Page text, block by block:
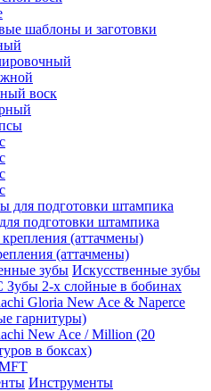
шаблоны и заготовки
воск
подготовки штампика
(аттачмены)
Искусственные зубы
2-х слойные в бобинах
Gloria New Ace & Naperce
гарнитуры)
New Ace / Million (20
в боксах)
Инструменты